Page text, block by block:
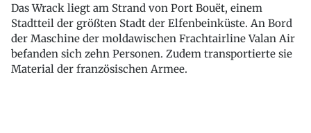
Das Wrack liegt am Strand von Port Bouët, einem
Stadtteil der größten Stadt der Elfenbeinküste. An Bord
der Maschine der moldawischen Frachtairline Valan Air
befanden sich zehn Personen. Zudem transportierte sie
Material der französischen Armee.